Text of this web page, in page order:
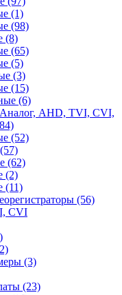
(1)
(98)
(8)
(65)
(5)
(3)
(15)
(6)
AHD, TVI, CVI,
(52)
(57)
(62)
(2)
(11)
(56)
CVI
(3)
(23)